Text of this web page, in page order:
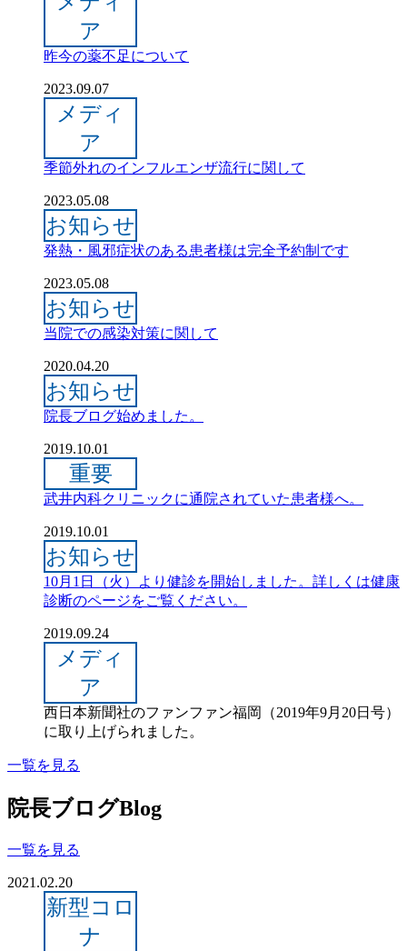
ア
昨今の薬不足について
2023.09.07
メディ
ア
季節外れのインフルエンザ流行に関して
2023.05.08
お知らせ
発熱・風邪症状のある患者様は完全予約制です
2023.05.08
お知らせ
当院での感染対策に関して
2020.04.20
お知らせ
院長ブログ始めました。
2019.10.01
重要
武井内科クリニックに通院されていた患者様へ。
2019.10.01
お知らせ
10月1日（火）より健診を開始しました。詳しくは健康
診断のページをご覧ください。
2019.09.24
メディ
ア
西日本新聞社のファンファン福岡（2019年9月20日号）
に取り上げられました。
一覧を見る
院長ブログBlog
一覧を見る
2021.02.20
新型コロ
ナ